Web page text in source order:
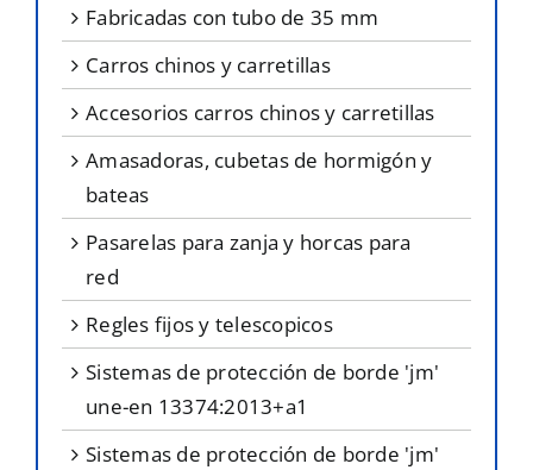
fabricadas con tubo de 35 mm
carros chinos y carretillas
accesorios carros chinos y carretillas
amasadoras, cubetas de hormigón y
bateas
pasarelas para zanja y horcas para
red
regles fijos y telescopicos
sistemas de protección de borde 'jm'
une-en 13374:2013+a1
sistemas de protección de borde 'jm'